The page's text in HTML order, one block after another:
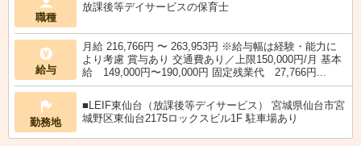
職種
放課後等デイサービスの保育士
給与
月給 216,766円 〜 263,953円 ※給与幅は経験・能力に
より考慮 賞与あり 交通費あり／上限150,000円/月 基本
給 149,000円〜190,000円 固定残業代 27,766円...
勤務地
■LEIF東仙台（放課後等デイサービス） 宮城県仙台市宮
城野区東仙台2175ロックスビル1F 駐車場あり